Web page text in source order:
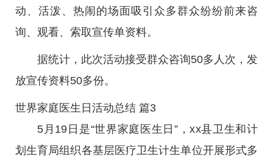
动、活泼、热闹的场面吸引众多群众纷纷前来咨
询、观看、索取宣传单资料。
据统计，此次活动接受群众咨询50多人次，发
放宣传资料50多份。
世界家庭医生日活动总结 篇3
5月19日是“世界家庭医生日”，xx县卫生和计
划生育局组织各基层医疗卫生计生单位开展形式多